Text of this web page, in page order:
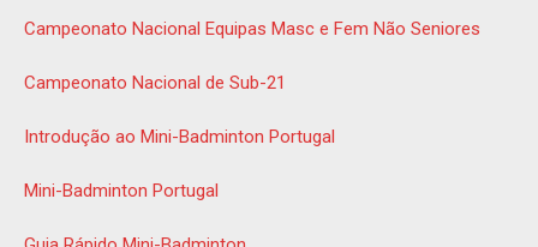
Campeonato Nacional Equipas Masc e Fem Não Seniores
Campeonato Nacional de Sub-21
Introdução ao Mini-Badminton Portugal
Mini-Badminton Portugal